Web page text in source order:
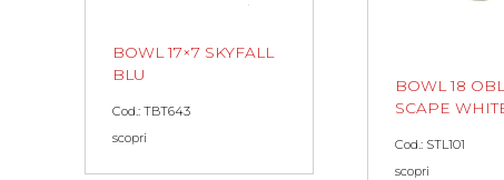
BOWL 17×7 SKYFALL
BLU
Cod.: TBT643
scopri
BOWL 18
SCAPE
Cod.: STL101
scopri